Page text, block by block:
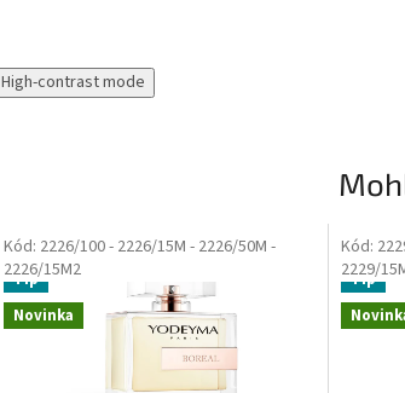
High-contrast mode
Novinka
Tip
Kód: 2226/100- 2226/15M - 2226/50M -
2226/15M2
Tip
Kód:
2229/